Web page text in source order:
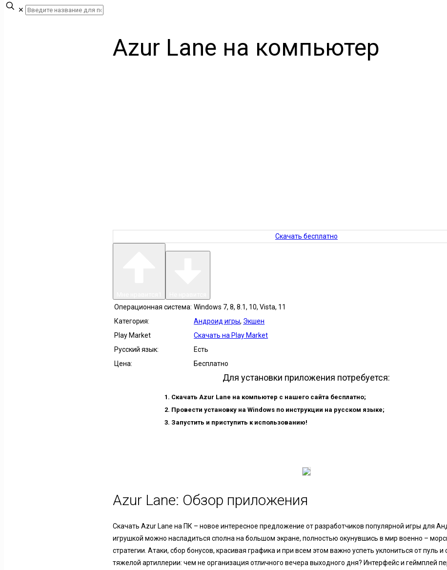
✕
Azur Lane на компьютер
Скачать бесплатно
Операционная система: Windows 7, 8, 8.1, 10, Vista, 11
Категория:
Андроид игры, Экшен
Play Market
Скачать на Play Market
Русский язык:
Есть
Цена:
Бесплатно
Для установки приложения потребуется:
Скачать Azur Lane на компьютер с нашего сайта бесплатно;
Провести установку на Windows по инструкции на русском языке;
Запустить и приступить к использованию!
Azur Lane: Обзор приложения
Скачать Azur Lane на ПК – новое интересное предложение от разработчиков популярной игры для
игрушкой можно насладиться сполна на большом экране, полностью окунувшись в мир военно –
стратегии. Атаки, сбор бонусов, красивая графика и при всем этом важно успеть уклониться от пуль и
тяжелой артиллерии: чем не организация отличного вечера выходного дня? Интерфейс и геймплей